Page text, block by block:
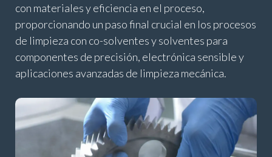
con materiales y eficiencia en el proceso,
proporcionando un paso final crucial en los procesos
de limpieza con co-solventes y solventes para
componentes de precisión, electrónica sensible y
aplicaciones avanzadas de limpieza mecánica.